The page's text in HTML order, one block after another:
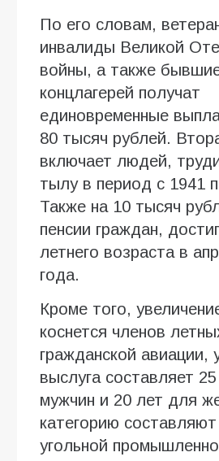
По его словам,
инвалиды Великой
войны, а также
концлагерей получат
единовременные
80 тысяч рублей.
включает людей,
тылу в период с 1941
Также на 10 тысяч
пенсии граждан,
летнего возраста в
года.
Кроме того,
коснется членов
гражданской авиации,
выслуга составляет
мужчин и 20 лет для
категорию
угольной